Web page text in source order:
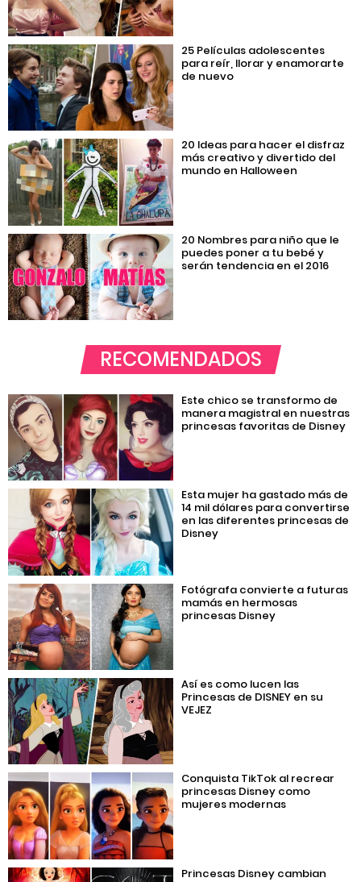
25 Películas adolescentes
para reír, llorar y enamorarte
de nuevo
20 Ideas para hacer el disfraz
más creativo y divertido del
mundo en Halloween
20 Nombres para niño que le
puedes poner a tu bebé y
serán tendencia en el 2016
RECOMENDADOS
Este chico se transformo de
manera magistral en nuestras
princesas favoritas de Disney
Esta mujer ha gastado más de
14 mil dólares para convertirse
en las diferentes princesas de
Disney
Fotógrafa convierte a futuras
mamás en hermosas
princesas Disney
Así es como lucen las
Princesas de DISNEY en su
VEJEZ
Conquista TikTok al recrear
princesas Disney como
mujeres modernas
Princesas Disney cambian